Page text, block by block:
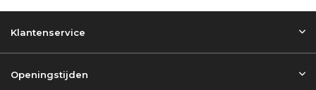
Klantenservice
Openingstijden